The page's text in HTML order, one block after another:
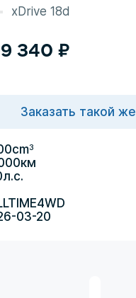
xDrive 18d
340 ₽
Заказать такой же
3
03-20